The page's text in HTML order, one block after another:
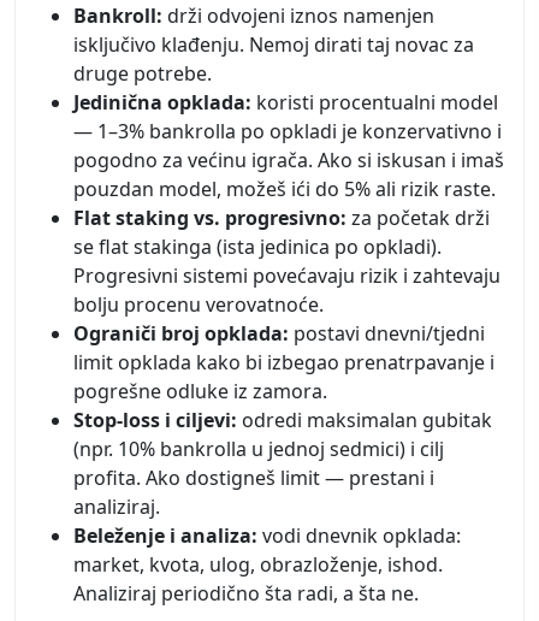
Bankroll: drži odvojeni iznos namenjen
isključivo klađenju. Nemoj dirati taj novac za
druge potrebe.
Jedinična opklada: koristi procentualni model
— 1–3% bankrolla po opkladi je konzervativno i
pogodno za većinu igrača. Ako si iskusan i imaš
pouzdan model, možeš ići do 5% ali rizik raste.
Flat staking vs. progresivno: za početak drži
se flat stakinga (ista jedinica po opkladi).
Progresivni sistemi povećavaju rizik i zahtevaju
bolju procenu verovatnoće.
Ograniči broj opklada: postavi dnevni/tjedni
limit opklada kako bi izbegao prenatrpavanje i
pogrešne odluke iz zamora.
Stop-loss i ciljevi: odredi maksimalan gubitak
(npr. 10% bankrolla u jednoj sedmici) i cilj
profita. Ako dostigneš limit — prestani i
analiziraj.
Beleženje i analiza: vodi dnevnik opklada:
market, kvota, ulog, obrazloženje, ishod.
Analiziraj periodično šta radi, a šta ne.